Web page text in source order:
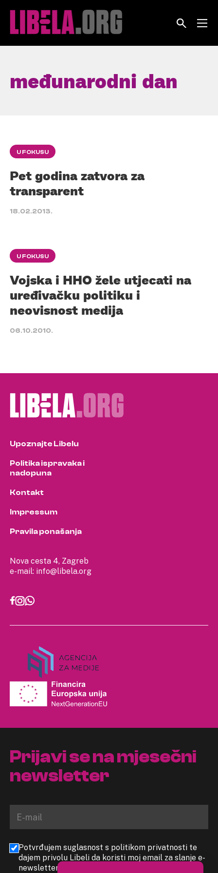
međunarodni dan
U FOKUSU
Pet godina zatvora za
transparent
18.02.2013.
U FOKUSU
Vojska i HHO žele utjecati na
uređivačku politiku i
neovisnost medija
06.10.2010.
Nova cesta 4, Zagreb
e-mail: info@libela.org
Upoznajte Libelu
Politika ispravaka i
nadopuna
Kontakt
Impressum
Pravila ponašanja
Prijavi se na mjesečni
newsletter
Potvrđujem suglasnost s politikom privatnosti te
dajem privolu Libeli da koristi moj email za slanje e-
newslettera